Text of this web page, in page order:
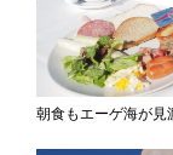
朝食もエーゲ海が見